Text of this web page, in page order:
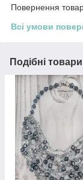
Повернення
Всі умови
Подібні